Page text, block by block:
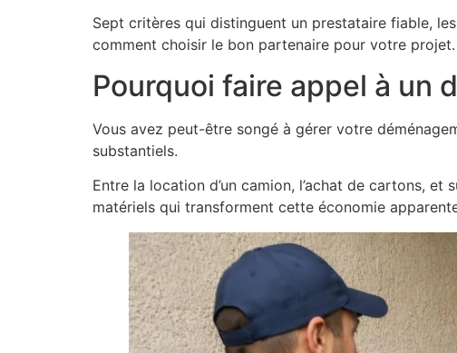
Sept critères qui distinguent un prestataire fiable,
comment choisir le bon partenaire pour votre projet.
Pourquoi faire appel à un
Vous avez peut-être songé à gérer votre
substantiels.
Entre la location d’un camion, l’achat de cartons,
matériels qui transforment cette économie